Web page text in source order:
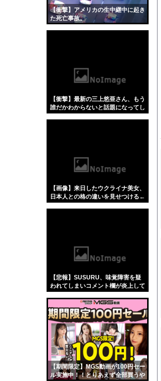
【衝撃】アメリカの生中継中に起き
た死亡事故。
【衝撃】最新の三上悠亜さん、もう
誰だかわからないと話題になってし
【画像】来日したウクライナ美女、
日本人との格の違いを見せつける←
【悲報】SUSURU、味覚障害を疑
われてしまいコメント欄が炎上して
【期間限定】MGS動画が100円セー
ル実施中！！とりあえず全部買うや